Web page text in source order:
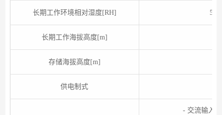
长期工作环境相对湿度[RH]
长期工作海拔高度[m]
存储海拔高度[m]
供电制式
- 交流输入